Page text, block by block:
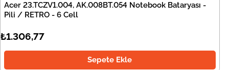
Acer 23.TCZV1.004, AK.008BT.054 Notebook Bataryası -
Pili / RETRO - 6 Cell
₺1.306,77
Sepete Ekle